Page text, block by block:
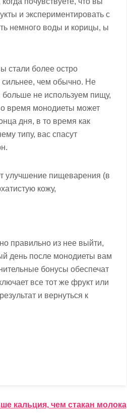
и экспериментировать с
немного воды и корицы, ы
стали более остро
сильнее, чем обычно. Не
больше не используем пищу,
время монодиеты может
дня, в то время как
типу, вас спасут
улучшение пищеварения (в
кожу,
правильно из нее выйти,
день после монодиеты вам
бонусы обеспечат
все тот же фрукт или
и вернуться к
кальция, чем стакан молока